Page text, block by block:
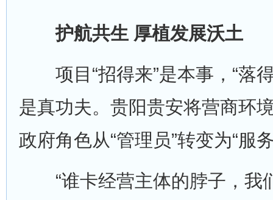
护航共生 厚植发展沃土
项目“招得来”是本事，“落
是真功夫。贵阳贵安将营商环
政府角色从“管理员”转变为“服
“谁卡经营主体的脖子，我